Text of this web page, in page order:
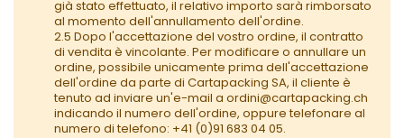
già stato effettuato, il relativo importo sarà rimborsato
al momento dell'annullamento dell'ordine.
2.5 Dopo l'accettazione del vostro ordine, il contratto
di vendita è vincolante. Per modificare o annullare un
ordine, possibile unicamente prima dell'accettazione
dell'ordine da parte di Cartapacking SA, il cliente è
tenuto ad inviare un'e-mail a ordini@cartapacking.ch
indicando il numero dell'ordine, oppure telefonare al
numero di telefono: +41 (0)91 683 04 05.